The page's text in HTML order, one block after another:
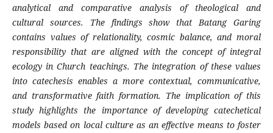
analytical and comparative analysis of theological and
cultural sources. The findings show that Batang Garing
contains values of relationality, cosmic balance, and moral
responsibility that are aligned with the concept of integral
ecology in Church teachings. The integration of these values
into catechesis enables a more contextual, communicative,
and transformative faith formation. The implication of this
study highlights the importance of developing catechetical
models based on local culture as an effective means to foster